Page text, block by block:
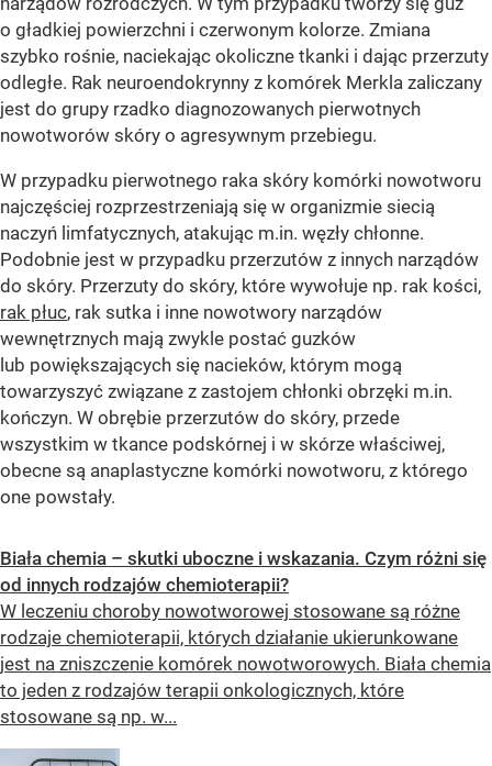
o gładkiej powierzchni i czerwonym kolorze. Zmiana
szybko rośnie, naciekając okoliczne tkanki i dając przerzuty
odległe. Rak neuroendokrynny z komórek Merkla zaliczany
jest do grupy rzadko diagnozowanych pierwotnych
nowotworów skóry o agresywnym przebiegu.
W przypadku pierwotnego raka skóry komórki nowotworu
najczęściej rozprzestrzeniają się w organizmie siecią
naczyń limfatycznych, atakując m.in. węzły chłonne.
Podobnie jest w przypadku przerzutów z innych narządów
do skóry. Przerzuty do skóry, które wywołuje np. rak kości,
rak płuc, rak sutka i inne nowotwory narządów
wewnętrznych mają zwykle postać guzków
lub powiększających się nacieków, którym mogą
towarzyszyć związane z zastojem chłonki obrzęki m.in.
kończyn. W obrębie przerzutów do skóry, przede
wszystkim w tkance podskórnej i w skórze właściwej,
obecne są anaplastyczne komórki nowotworu, z którego
one powstały.
Biała chemia – skutki uboczne i wskazania. Czym różni się
od innych rodzajów chemioterapii?
W leczeniu choroby nowotworowej stosowane są różne
rodzaje chemioterapii, których działanie ukierunkowane
jest na zniszczenie komórek nowotworowych. Biała chemia
to jeden z rodzajów terapii onkologicznych, które
stosowane są np. w...